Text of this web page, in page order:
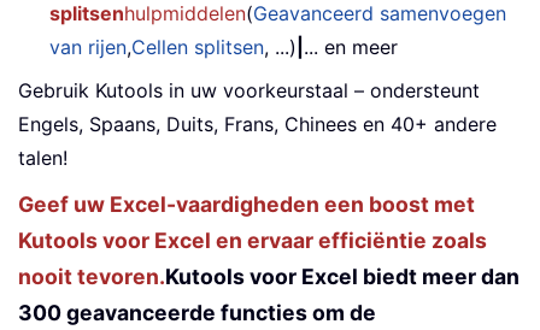
splitsenhulpmiddelen(Geavanceerd samenvoegen
van rijen,Cellen splitsen, ...) ... en meer
Gebruik Kutools in uw voorkeurstaal – ondersteunt
Engels, Spaans, Duits, Frans, Chinees en 40+ andere
talen!
Geef uw Excel-vaardigheden een boost met
Kutools voor Excel en ervaar efficiëntie zoals
nooit tevoren.Kutools voor Excel biedt meer dan
300 geavanceerde functies om de